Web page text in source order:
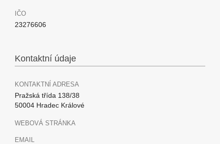
IČO
23276606
Kontaktní údaje
KONTAKTNÍ ADRESA
Pražská třída 138/38
50004 Hradec Králové
WEBOVÁ STRÁNKA
EMAIL